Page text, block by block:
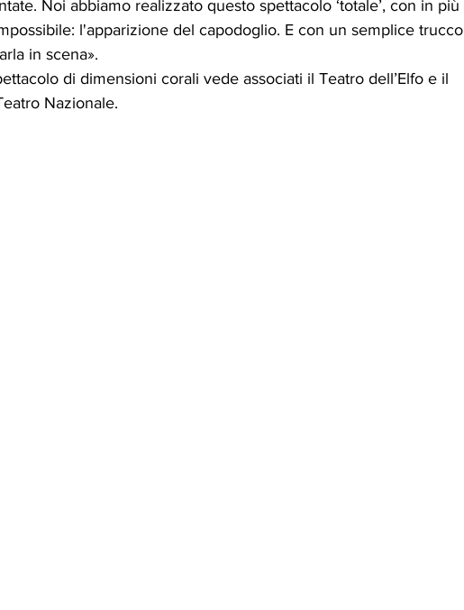
Noi abbiamo realizzato questo spettacolo ‘totale’, con in più
l'apparizione del capodoglio. E con un semplice trucco
in scena».
di dimensioni corali vede associati il Teatro dell’Elfo e il
Nazionale.